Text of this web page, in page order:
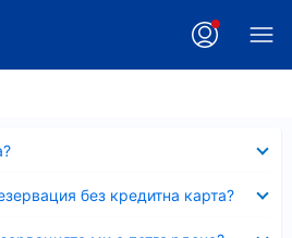
без кредитна карта?